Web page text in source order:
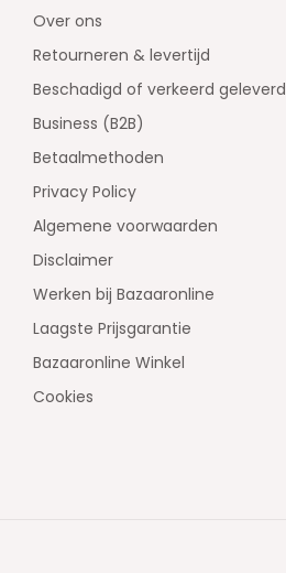
Over ons
Retourneren & levertijd
Beschadigd of verkeerd geleverd
Business (B2B)
Betaalmethoden
Privacy Policy
Algemene voorwaarden
Disclaimer
Werken bij Bazaaronline
Laagste Prijsgarantie
Bazaaronline Winkel
Cookies